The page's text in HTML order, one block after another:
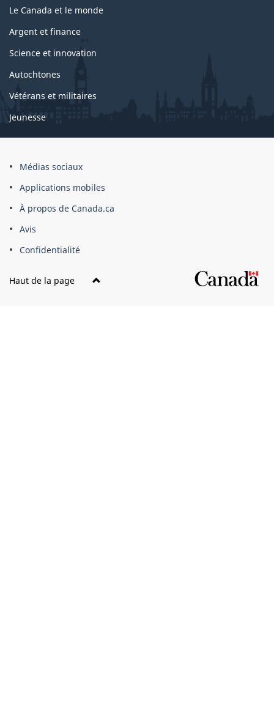
Le Canada et le monde
Argent et finance
Science et innovation
Autochtones
Vétérans et militaires
Jeunesse
Médias sociaux
Applications mobiles
À propos de Canada.ca
Avis
Confidentialité
Haut de la page